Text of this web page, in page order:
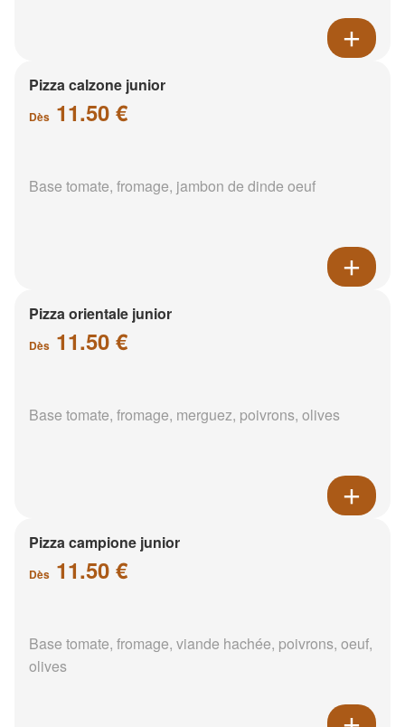
Pizza calzone junior
Dès 11.50 €
Base tomate, fromage, jambon de dinde oeuf
Pizza orientale junior
Dès 11.50 €
Base tomate, fromage, merguez, poivrons, olives
Pizza campione junior
Dès 11.50 €
Base tomate, fromage, viande hachée, poivrons, oeuf,
olives